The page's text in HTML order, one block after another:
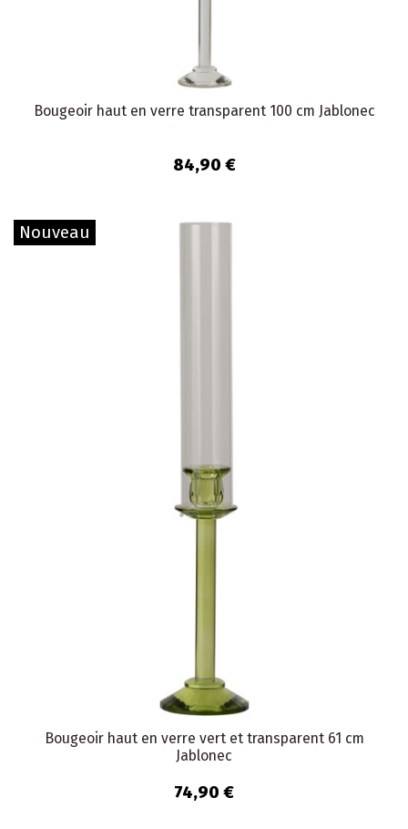
Bougeoir haut en verre transparent 100 cm Jablonec
84,90 €
Nouveau
Bougeoir haut en verre vert et transparent 61 cm
Jablonec
74,90 €